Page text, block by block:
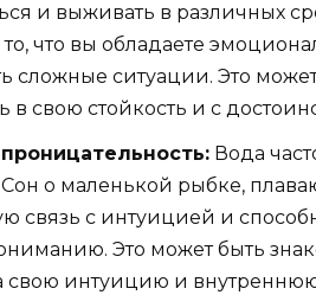
и выживать в различных
то, что вы обладаете
сложные ситуации. Это
в свою стойкость и с
Вода
о маленькой рыбке,
связь с интуицией и
Это может быть
свою интуицию и